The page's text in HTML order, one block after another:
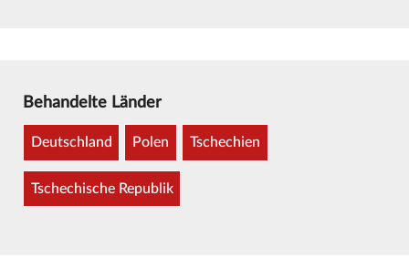
Behandelte Länder
Deutschland Polen Tschechien
Tschechische Republik